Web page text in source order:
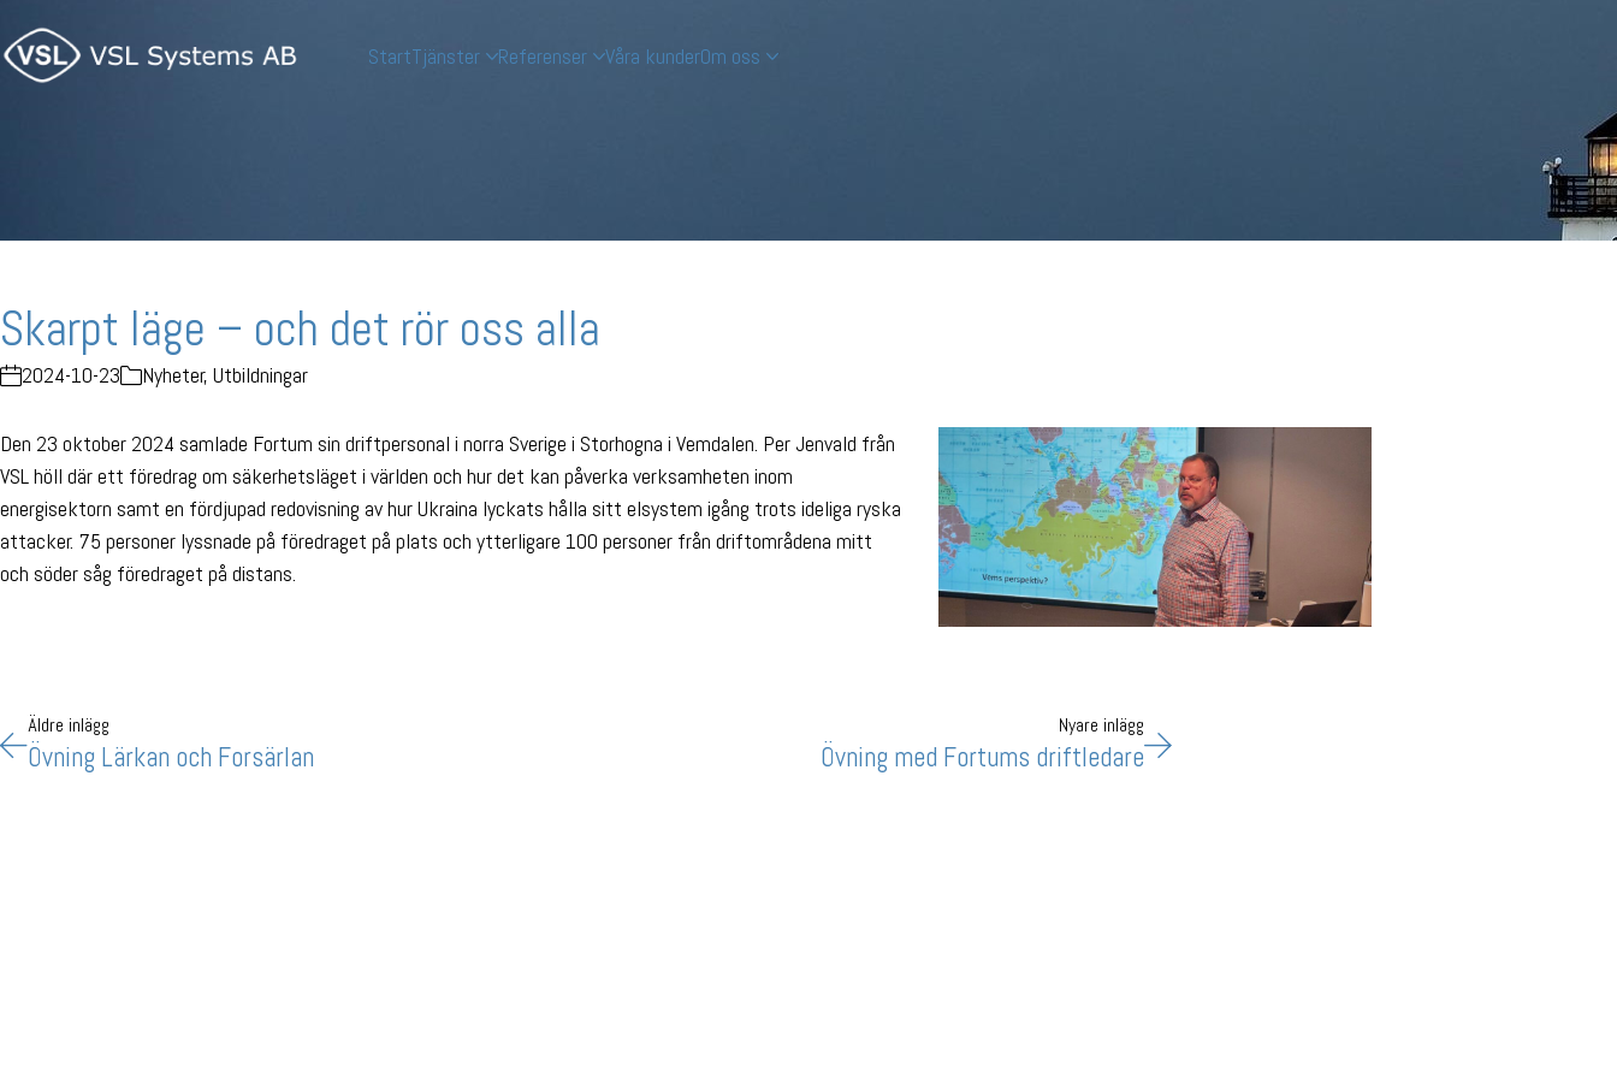
StartTjänster Referenser Våra kunderOm oss
Skarpt läge – och det rör oss alla
2024-10-23 Nyheter, Utbildningar
Den 23 oktober 2024 samlade Fortum sin driftpersonal i norra Sverige i Storhogna i Vemdalen. Per Jenvald från
VSL höll där ett föredrag om säkerhetsläget i världen och hur det kan påverka verksamheten inom
energisektorn samt en fördjupad redovisning av hur Ukraina lyckats hålla sitt elsystem igång trots ideliga ryska
attacker. 75 personer lyssnade på föredraget på plats och ytterligare 100 personer från driftområdena mitt
och söder såg föredraget på distans.
Övning Lärkan och Forsärlan
Äldre inlägg
Övning med Fortums driftledare
Nyare inlägg